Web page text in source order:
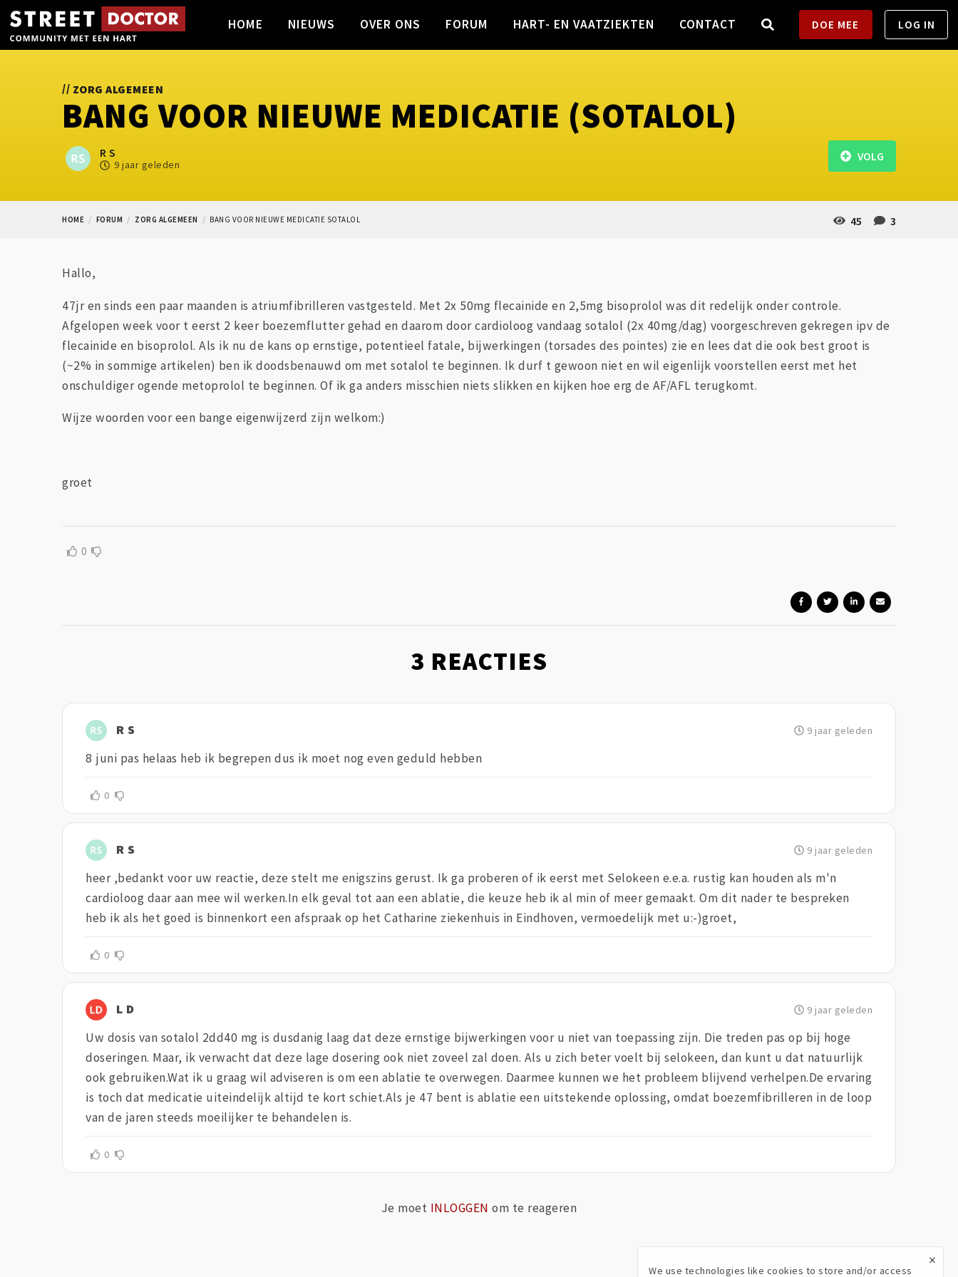
HOME NIEUWS OVER ONS FORUM HART- EN VAATZIEKTEN CONTACT DOE MEE LOG IN
// ZORG ALGEMEEN
BANG VOOR NIEUWE MEDICATIE (SOTALOL)
R S
9 jaar geleden
45 3
VOLG
HOME FORUM ZORG ALGEMEEN BANG VOOR NIEUWE MEDICATIE SOTALOL
Hallo,
47jr en sinds een paar maanden is atriumfibrilleren vastgesteld. Met 2x 50mg flecainide en 2,5mg bisoprolol was dit redelijk onder controle.
Afgelopen week voor t eerst 2 keer boezemflutter gehad en daarom door cardioloog vandaag sotalol (2x 40mg/dag) voorgeschreven gekregen ipv de
flecainide en bisoprolol. Als ik nu de kans op ernstige, potentieel fatale, bijwerkingen (torsades des pointes) zie en lees dat die ook best groot is
(~2% in sommige artikelen) ben ik doodsbenauwd om met sotalol te beginnen. Ik durf t gewoon niet en wil eigenlijk voorstellen eerst met het
onschuldiger ogende metoprolol te beginnen. Of ik ga anders misschien niets slikken en kijken hoe erg de AF/AFL terugkomt.
Wijze woorden voor een bange eigenwijzerd zijn welkom:)
groet
0
3 REACTIES
R S 9 jaar geleden
8 juni pas helaas heb ik begrepen dus ik moet nog even geduld hebben
0
R S 9 jaar geleden
heer ,bedankt voor uw reactie, deze stelt me enigszins gerust. Ik ga proberen of ik eerst met Selokeen e.e.a. rustig kan houden als m'n
cardioloog daar aan mee wil werken.In elk geval tot aan een ablatie, die keuze heb ik al min of meer gemaakt. Om dit nader te bespreken
heb ik als het goed is binnenkort een afspraak op het Catharine ziekenhuis in Eindhoven, vermoedelijk met u:-)groet,
0
L D 9 jaar geleden
Uw dosis van sotalol 2dd40 mg is dusdanig laag dat deze ernstige bijwerkingen voor u niet van toepassing zijn. Die treden pas op bij hoge
doseringen. Maar, ik verwacht dat deze lage dosering ook niet zoveel zal doen. Als u zich beter voelt bij selokeen, dan kunt u dat natuurlijk
ook gebruiken.Wat ik u graag wil adviseren is om een ablatie te overwegen. Daarmee kunnen we het probleem blijvend verhelpen.De ervaring
is toch dat medicatie uiteindelijk altijd te kort schiet.Als je 47 bent is ablatie een uitstekende oplossing, omdat boezemfibrilleren in de loop
van de jaren steeds moeilijker te behandelen is.
0
Je moet INLOGGEN om te reageren
×
We use technologies like cookies to store and/or access